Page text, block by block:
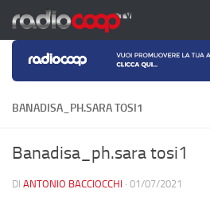
Salta al contenuto
BANADISA_PH.SARA TOSI1
Banadisa_ph.sara tosi1
DI ANTONIO BACCIOCCHI · 01/07/2021